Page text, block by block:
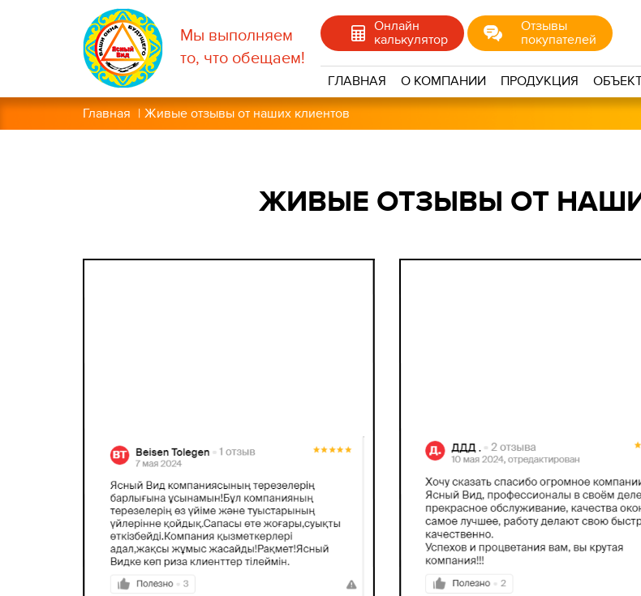
Мы выполняем
то, что обещаем!
Онлайн
калькулятор
Отзывы
покупателей
ГЛАВНАЯ О КОМПАНИИ ПРОДУКЦИЯ
Главная
Живые отзывы от наших клиентов
ЖИВЫЕ ОТЗЫВЫ ОТ